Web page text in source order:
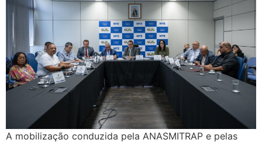
A mobilização conduzida pela ANASMITRAP e pelas